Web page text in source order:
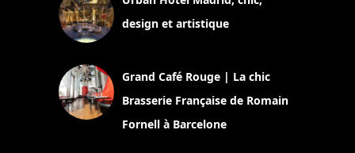
design et artistique
Grand Café Rouge | La chic
Brasserie Française de Romain
Fornell à Barcelone